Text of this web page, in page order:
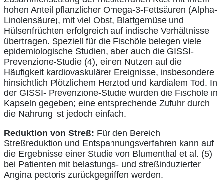
hohen Anteil pflanzlicher Omega-3-Fettsäuren (Alpha-
Linolensäure), mit viel Obst, Blattgemüse und
Hülsenfrüchten erfolgreich auf indische Verhältnisse
übertragen. Speziell für die Fischöle belegen viele
epidemiologische Studien, aber auch die GISSI-
Prevenzione-Studie (4), einen Nutzen auf die
Häufigkeit kardiovaskulärer Ereignisse, insbesondere
hinsichtlich Plötzlichem Herztod und kardialem Tod. In
der GISSI- Prevenzione-Studie wurden die Fischöle in
Kapseln gegeben; eine entsprechende Zufuhr durch
die Nahrung ist jedoch einfach.
Reduktion von Streß: Für den Bereich
Streßreduktion und Entspannungsverfahren kann auf
die Ergebnisse einer Studie von Blumenthal et al. (5)
bei Patienten mit belastungs- und streßinduzierter
Angina pectoris zurückgegriffen werden.